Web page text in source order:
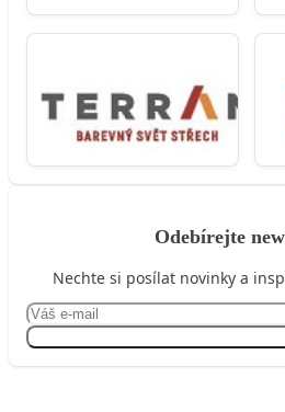
Odebírejte
Nechte si posílat novinky a